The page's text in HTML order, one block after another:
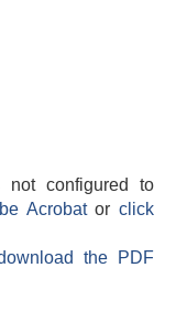
not configured to
Acrobatorclick
the PDF